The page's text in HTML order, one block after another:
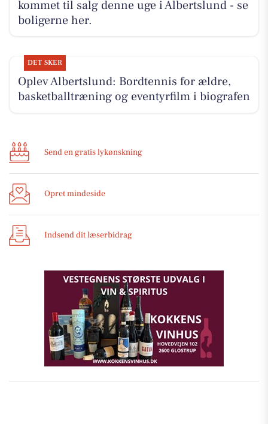
kommet til salg denne uge i Albertslund - se
boligerne her.
DET SKER
Oplev Albertslund: Bordtennis for ældre,
basketballtræning og eventyrfilm i biografen
Send en gratis lykønskning
Opret mindeside
Indsend dit læserbidrag